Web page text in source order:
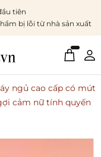
tiên
bị lỗi từ nhà sản xuất
ngủ cao cấp có mút
cảm nữ tính quyến